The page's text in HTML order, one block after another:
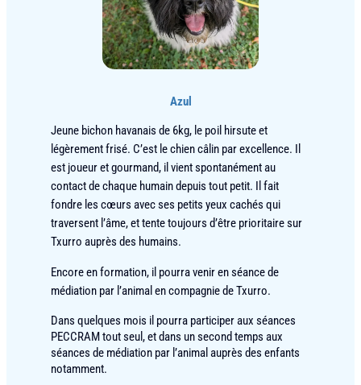
Azul
Jeune bichon havanais de 6kg, le poil hirsute et
légèrement frisé. C’est le chien câlin par excellence. Il
est joueur et gourmand, il vient spontanément au
contact de chaque humain depuis tout petit. Il fait
fondre les cœurs avec ses petits yeux cachés qui
traversent l’âme, et tente toujours d’être prioritaire sur
Txurro auprès des humains.
Encore en formation, il pourra venir en séance de
médiation par l’animal en compagnie de Txurro.
Dans quelques mois il pourra participer aux séances
PECCRAM tout seul, et dans un second temps aux
séances de médiation par l’animal auprès des enfants
notamment.